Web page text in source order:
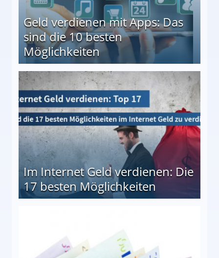
Geld verdienen mit Apps: Das
sind die 10 besten
Möglichkeiten
besten Möglichkeiten
Im Internet Geld verdienen: Die
17 besten Möglichkeiten